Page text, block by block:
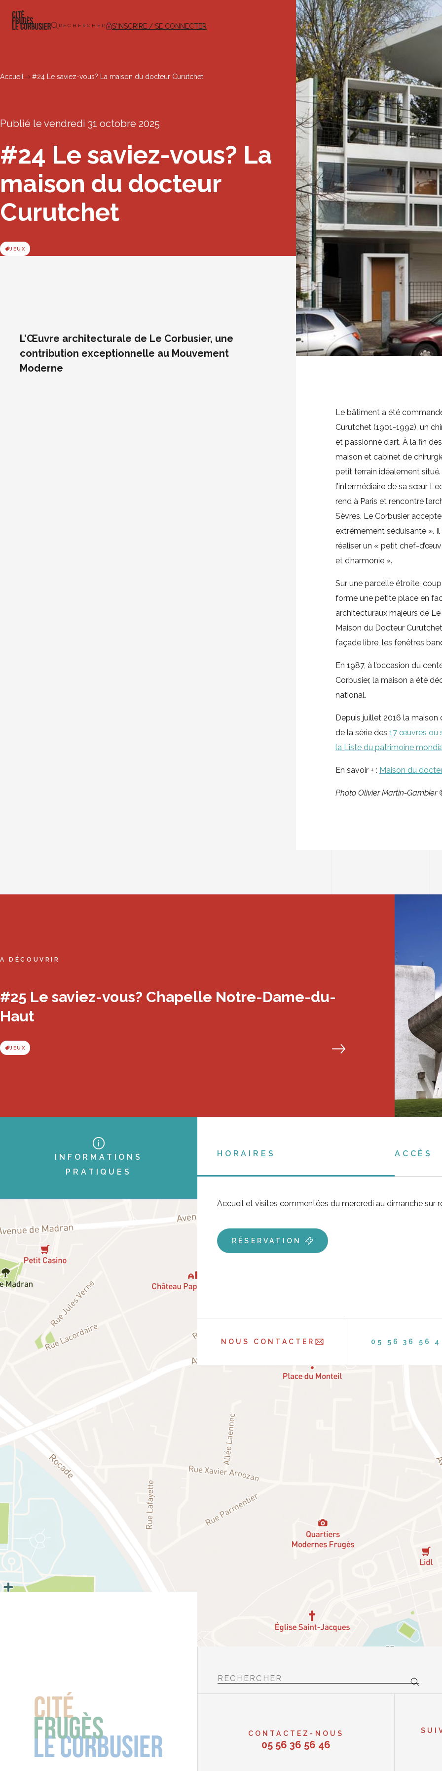
RECHERCHER S'INSCRIRE / SE CONNECTER
Préparer sa
Réserver sa
Découvrir la
Les protagonistes
Galerie photos
Un patrimoine reconnu
Accueil #24 Le saviez-vous? La maison du docteur Curutchet
Publié le vendredi 31 octobre 2025
#24 Le saviez-vous? La
maison du docteur
Curutchet
JEUX
L’Œuvre architecturale de Le Corbusier, une
contribution exceptionnelle au Mouvement
Moderne
Le bâtiment a été
Curutchet (1901-1992), un
et passionné d’art. À la fin
maison et cabinet de
petit terrain idéalement situé.
l’intermédiaire de sa sœur
rend à Paris et rencontre
Sèvres. Le Corbusier
extrêmement séduisante ».
réaliser un « petit chef-
et d’harmonie ».
Sur une parcelle étroite,
forme une petite place en
architecturaux majeurs de
Maison du Docteur
façade libre, les fenêtres
En 1987, à l’occasion du
Corbusier, la maison a été
national.
Depuis juillet 2016 la
de la série des 17 œuvres ou
la Liste du patrimoine
En savoir + : Maison du
Photo Olivier Martin-Gambier
A DÉCOUVRIR
#25 Le saviez-vous? Chapelle Notre-Dame-du-
Haut
JEUX
INFORMATIONS
PRATIQUES
HORAIRES ACCÈS
Accueil et visites commentées du mercredi au dimanche sur
RÉSERVATION
NOUS CONTACTER 05 56 36 56
CONTACTEZ-NOUS
05 56 36 56 46